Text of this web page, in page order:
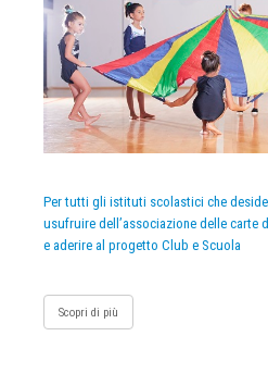
Per tutti gli istituti scolastici che
usufruire dell’associazione delle carte
e aderire al progetto Club e Scuola
Scopri di più